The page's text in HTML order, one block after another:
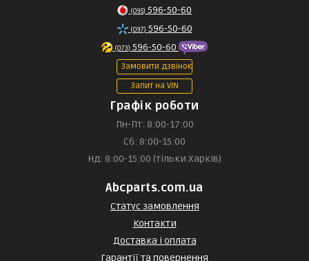
(095) 596-50-60
(097) 596-50-60
(073) 596-50-60
Замовити дзвінок
Запит на VIN
Графік роботи
Пн-Пт: 8:00-17:00
Сб: 8:00-15:00
Нд: 8:00-15:00 (тільки Харків)
Abcparts.com.ua
Статус замовлення
Контакти
Доставка і оплата
Гарантії та повернення